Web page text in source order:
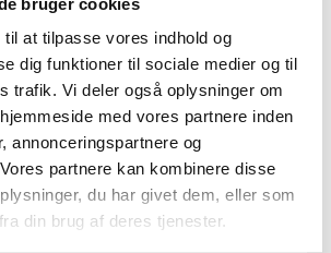
at tilpasse vores indhold og
dig funktioner til sociale medier og til
trafik. Vi deler også oplysninger om
med vores partnere inden
annonceringspartnere og
partnere kan kombinere disse
du har givet dem, eller som
din brug af deres tjenester.
29,7×42 cm, 42×59,4 cm, 50×70 cm